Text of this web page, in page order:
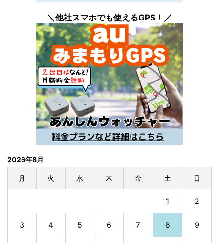
＼他社スマホでも使えるGPS！／
2026年8月
月 火 水 木 金 土 日
1 2
3 4 5 6 7 8 9